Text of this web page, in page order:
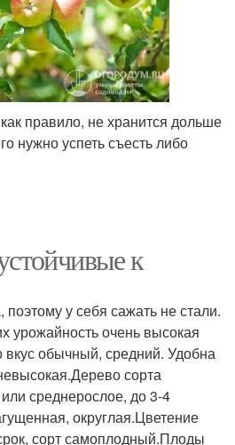
правило, не хранится дольше
нужно успеть съесть либо
к
у себя сажать не стали.
урожайность очень высокая
обычный, средний. Удобна
сорта
среднерослое, до 3-4
округлая.Цветение
сорт самоплодный.Плоды